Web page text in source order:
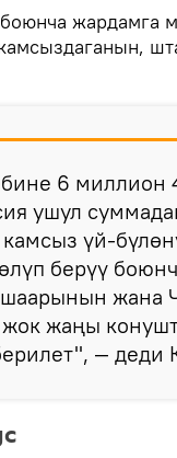
жардамга
6 миллион
ушул
үй-
берүү
жана
жаңы
— деди